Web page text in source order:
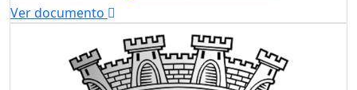
Ver documento